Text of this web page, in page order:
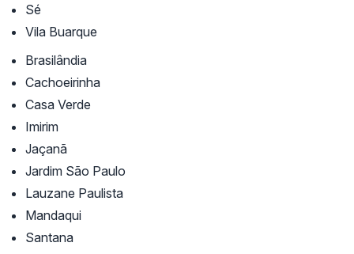
Sé
Vila Buarque
Brasilândia
Cachoeirinha
Casa Verde
Imirim
Jaçanã
Jardim São Paulo
Lauzane Paulista
Mandaqui
Santana